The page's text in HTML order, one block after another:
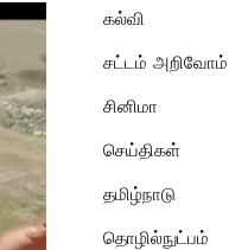
கல்வி
சட்டம் அறிவோம்
சினிமா
செய்திகள்
தமிழ்நாடு
தொழில்நுட்பம்